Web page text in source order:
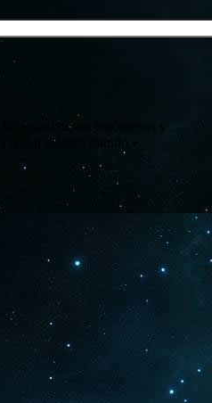
verdad de los fenómenos y
en nuestro mundo.»